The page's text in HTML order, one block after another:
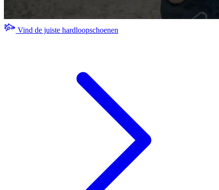
Vind de juiste hardloopschoenen